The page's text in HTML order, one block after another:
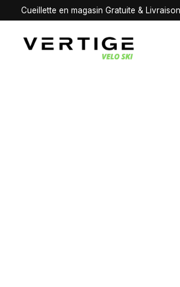
Cueillette en magasin Gratuite & Livraison